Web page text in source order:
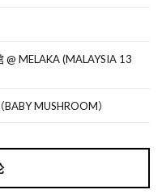
@ MELAKA (MALAYSIA 13
MUSHROOM）